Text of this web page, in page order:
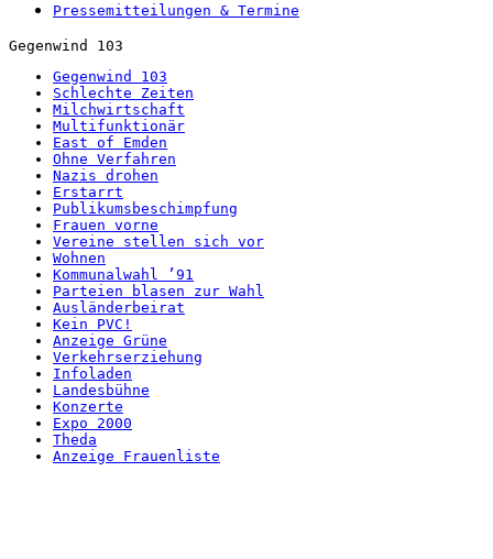
Pressemitteilungen & Termine
Gegenwind 103
Gegenwind 103
Schlechte Zeiten
Milchwirtschaft
Multifunktionär
East of Emden
Ohne Verfahren
Nazis drohen
Erstarrt
Publikumsbeschimpfung
Frauen vorne
Vereine stellen sich vor
Wohnen
Kommunalwahl ’91
Parteien blasen zur Wahl
Ausländerbeirat
Kein PVC!
Anzeige Grüne
Verkehrserziehung
Infoladen
Landesbühne
Konzerte
Expo 2000
Theda
Anzeige Frauenliste